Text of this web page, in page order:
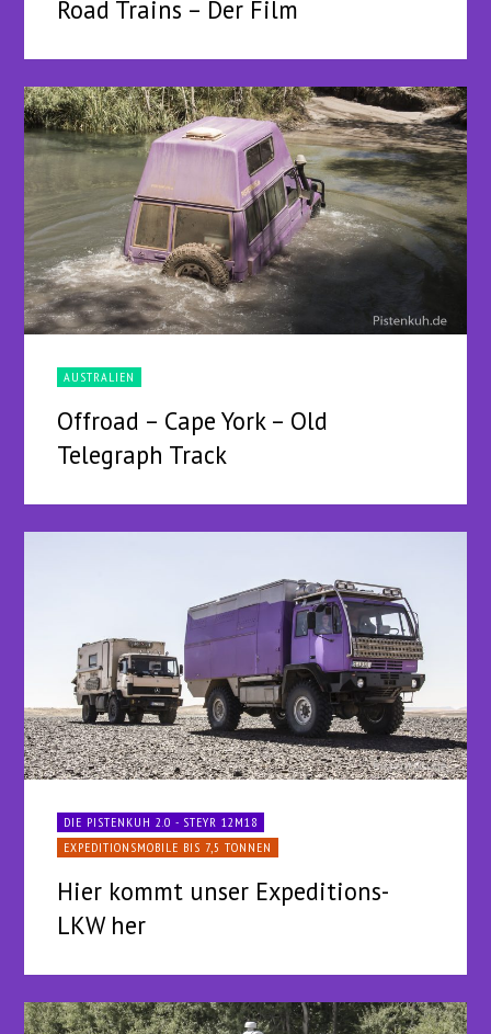
Road Trains – Der Film
AUSTRALIEN
Offroad – Cape York – Old
Telegraph Track
DIE PISTENKUH 2.0 - STEYR 12M18
EXPEDITIONSMOBILE BIS 7,5 TONNEN
Hier kommt unser Expeditions-
LKW her